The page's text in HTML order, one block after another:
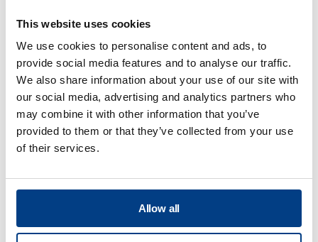
This website uses cookies
We use cookies to personalise content and ads, to
provide social media features and to analyse our traffic.
We also share information about your use of our site with
our social media, advertising and analytics partners who
may combine it with other information that you’ve
provided to them or that they’ve collected from your use
of their services.
Allow all